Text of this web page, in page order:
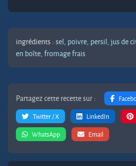
ingrédients :sel, poivre, persil,jus de
en boîte,fromage frais
Partagez cette recette sur :
Twitter / X
LinkedIn
WhatsApp
Email